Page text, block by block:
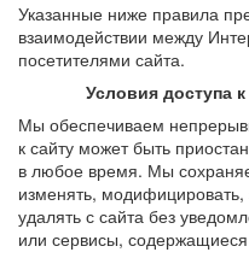
Указанные ниже правила
взаимодействии между
посетителями сайта.
Условия доступа
Мы обеспечиваем
к сайту может быть
в любое время. Мы
изменять, модифицировать,
удалять с сайта без
или сервисы,